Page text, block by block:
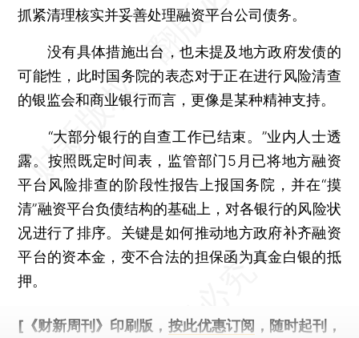
抓紧清理核实并妥善处理融资平台公司债务。
没有具体措施出台，也未提及地方政府发债的
可能性，此时国务院的表态对于正在进行风险清查
的银监会和商业银行而言，更像是某种精神支持。
“大部分银行的自查工作已结束。”业内人士透
露。按照既定时间表，监管部门5月已将地方融资
平台风险排查的阶段性报告上报国务院，并在“摸
清”融资平台负债结构的基础上，对各银行的风险状
况进行了排序。关键是如何推动地方政府补齐融资
平台的资本金，变不合法的担保函为真金白银的抵
押。
[《财新周刊》印刷版， 按此优惠订阅 ，随时起刊，